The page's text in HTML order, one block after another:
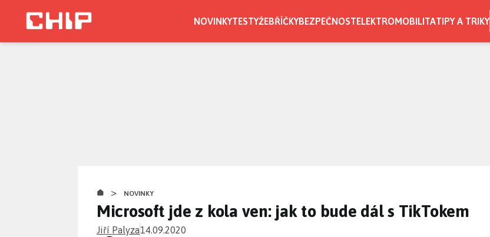
NOVINKYTESTYŽEBŘÍČKYBEZPEČNOSTELEKTROMOBILITATIPY A TRIKY
> NOVINKY
Microsoft jde z kola ven: jak to bude dál s TikTokem
Jiří Palyza14.09.2020